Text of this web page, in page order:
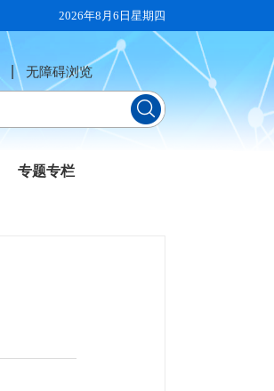
2026年8月6日星期四
无障碍浏览
专题专栏